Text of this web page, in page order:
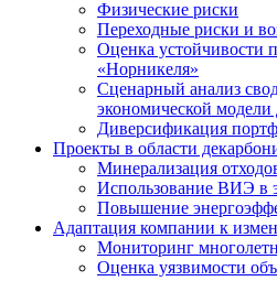
Физические риски
Переходные риски и
Оценка устойчивости
«Норникеля»
Сценарный анализ
экономической модели
Диверсификация
Проекты в области
Минерализация
Использование ВИЭ в
Повышение
Адаптация компании к
Мониторинг
Оценка уязвимости